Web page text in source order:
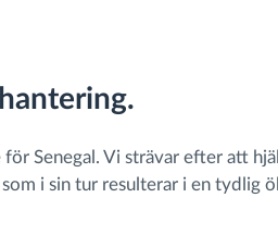
Senegal. Vi strävar efter att
i sin tur resulterar i en tydlig